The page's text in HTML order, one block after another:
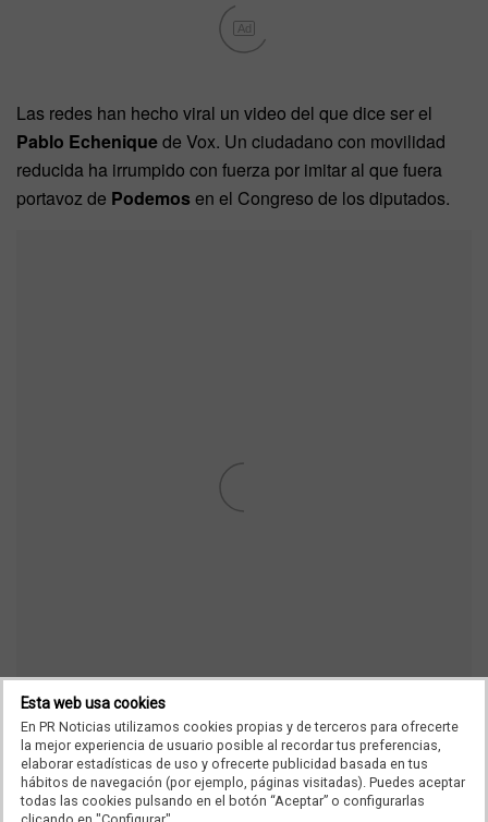
Ad
Las redes han hecho viral un video del que dice ser el
Pablo Echeniquede Vox. Un ciudadano con movilidad
reducida ha irrumpido con fuerza por imitar al que fuera
portavoz de Podemos en el Congreso de los diputados.
Y lo ha hecho en los micrófonos del conocido como “negro
de Vox”, calificándose a sí mismo como el “Echenique de
Vox”. En el video, que cuenta con miles de
Esta web usa cookies
En PR Noticias utilizamos cookies propias y de terceros para ofrecerte
la mejor experiencia de usuario posible al recordar tus preferencias,
elaborar estadísticas de uso y ofrecerte publicidad basada en tus
hábitos de navegación (por ejemplo, páginas visitadas). Puedes aceptar
todas las cookies pulsando en el botón “Aceptar” o configurarlas